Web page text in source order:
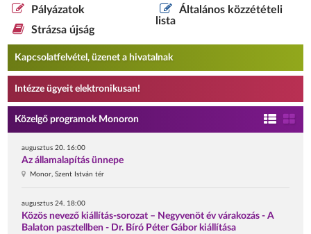
Pályázatok
Strázsa újság
Általános közzétételi
lista
Kapcsolatfelvétel, üzenet a hivatalnak
Intézze ügyeit elektronikusan!
Közelgő programok Monoron
augusztus 20. 16:00
Az államalapítás ünnepe
Monor, Szent István tér
augusztus 24. 18:00
Közös nevező kiállítás-sorozat – Negyvenöt év várakozás - A
Balaton pasztellben - Dr. Bíró Péter Gábor kiállítása